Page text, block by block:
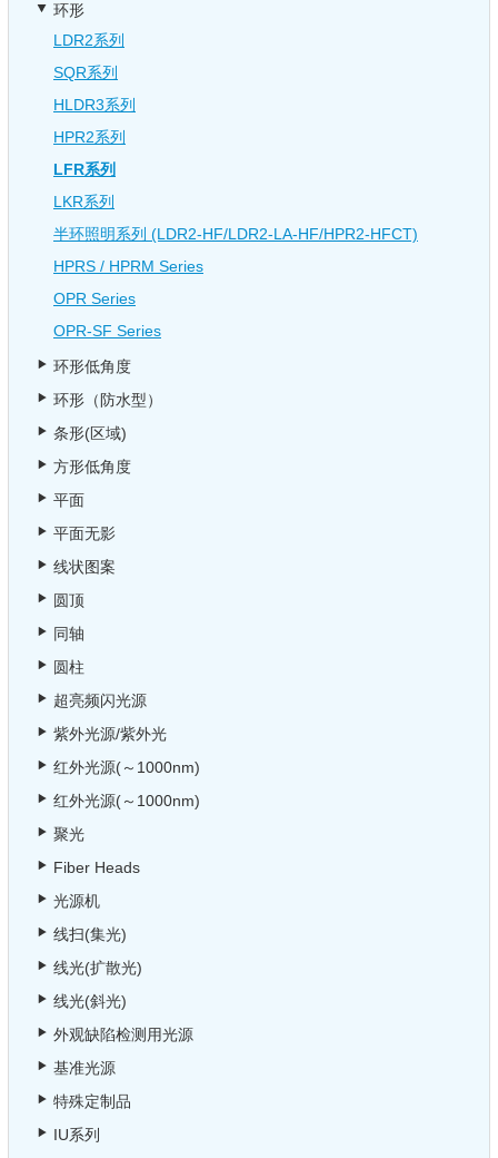
环形
LDR2系列
SQR系列
HLDR3系列
HPR2系列
LFR系列
LKR系列
半环照明系列 (LDR2-HF/LDR2-LA-HF/HPR2-HFCT)
HPRS / HPRM Series
OPR Series
OPR-SF Series
环形低角度
环形（防水型）
条形(区域)
方形低角度
平面
平面无影
线状图案
圆顶
同轴
圆柱
超亮频闪光源
紫外光源/紫外光
红外光源(～1000nm)
红外光源(～1000nm)
聚光
Fiber Heads
光源机
线扫(集光)
线光(扩散光)
线光(斜光)
外观缺陷检测用光源
基准光源
特殊定制品
IU系列